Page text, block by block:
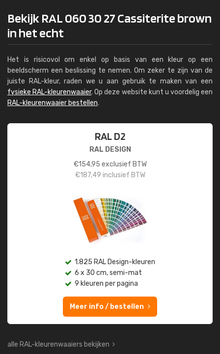
Bekijk RAL 060 30 27 Cassiterite brown
in het echt
Het is risicovol om enkel op basis van een kleur op een
beeldscherm een beslissing te nemen. Om zeker te zijn van de
juiste RAL-kleur, raden we u aan gebruik te maken van een
fysieke RAL-kleurenwaaier. Op deze website kunt u voordelig een
RAL-kleurenwaaier bestellen.
RAL D2
RAL DESIGN
€154,95 exclusief BTW
€187,49 inclusief BTW
1.825 RAL Design-kleuren
6 x 30 cm, semi-mat
9 kleuren per pagina
Meer info / bestellen
alle RAL-kleurenwaaiers bekijken